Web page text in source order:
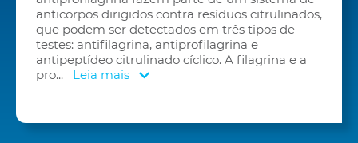
anticorpos dirigidos contra resíduos citrulinados,
que podem ser detectados em três tipos de
testes: antifilagrina, antiprofilagrina e
antipeptídeo citrulinado cíclico. A filagrina e a
pro... Leia mais